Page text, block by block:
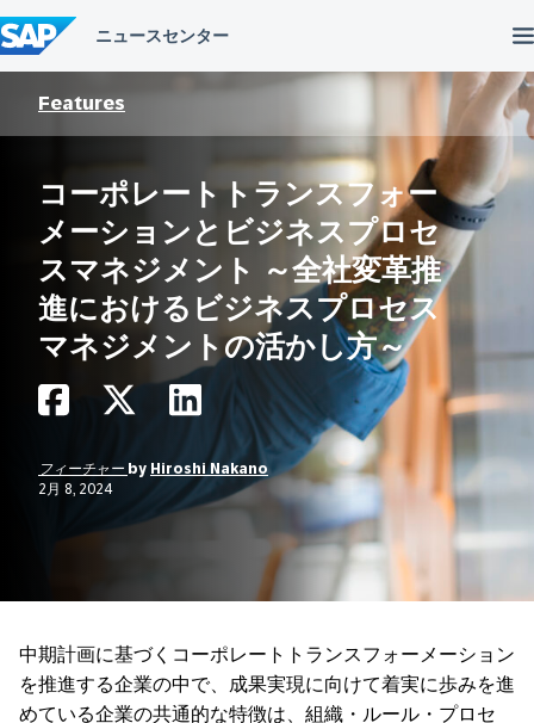
ン
テ
ン
Features
コーポレートトランスフォー
メーションとビジネスプロセ
スマネジメント ～全社変革推
進におけるビジネスプロセス
マネジメントの活かし方～
フィーチャー by Hiroshi Nakano
2月 8, 2024
中期計画に基づくコーポレートトランスフォーメーション
を推進する企業の中で、成果実現に向けて着実に歩みを進
めている企業の共通的な特徴は、組織・ルール・プロセ